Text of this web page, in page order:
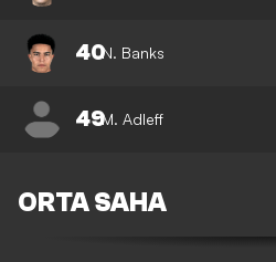
40N. Banks
49M. Adleff
ORTA SAHA